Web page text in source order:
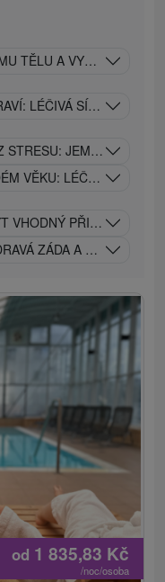
TĚLU A VYČISTĚTE SI
LÉČIVÁ SÍLA
STRESU: JEMNÝ
VĚKU: LÉČEBNÝ
VHODNÝ PŘI
ZÁDA A KLOUBY:
od 1 835,83 Kč
/noc/osoba